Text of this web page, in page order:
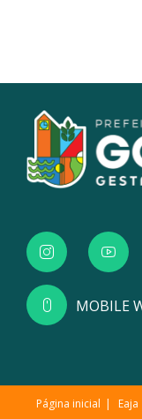
MOBILE
Página inicial Eaja